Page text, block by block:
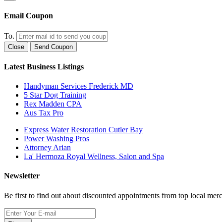
Email Coupon
To.
Close Send Coupon
Latest Business Listings
Handyman Services Frederick MD
5 Star Dog Training
Rex Madden CPA
Aus Tax Pro
Express Water Restoration Cutler Bay
Power Washing Pros
Attorney Arian
La' Hermoza Royal Wellness, Salon and Spa
Newsletter
Be first to find out about discounted appointments from top local